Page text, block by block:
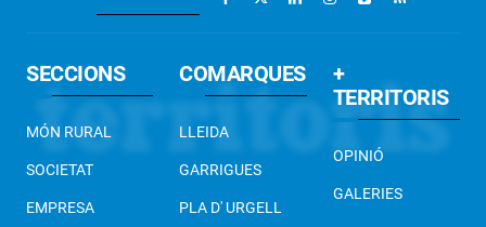
SECCIONS
MÓN RURAL
SOCIETAT
EMPRESA
COMARQUES
LLEIDA
GARRIGUES
PLA D' URGELL
+
TERRITORIS
OPINIÓ
GALERIES